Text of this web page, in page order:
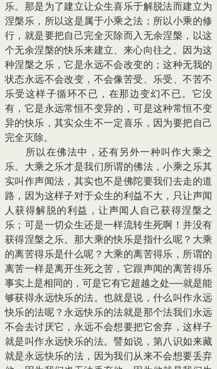
乐。那是为了建立让众生喜乐于解脱法而建立为
涅槃乐，所以这是属于小乘之法；所以小乘的修
行，就是要把自己完全灭除而入无余涅槃，以这
个无余涅槃的快乐来建立、来心向往之。因为这
种涅槃之乐，它是永远不会改变的；这种无我的
状态永远不会改变，不会像苦受、乐受、不苦不
乐受这样子循环不已，在那边变幻不已。它没
有，它是永远常恒不变异的，可是这种常恒不变
异的快乐，其实众生不一定喜乐，因为要把自己
完全灭除。
所以在佛法中，还有另外一种叫作大乘之
乐。大乘之乐才是我们所谓的佛法，小乘之乐其
实叫作声闻法，其实也不是佛陀要我们去走的道
路，因为这样子对于众生的利益不大，只让声闻
人获得解脱的利益，让声闻人自己获得涅槃之
乐；可是一切众生还是一样流转生死啊！并没有
获得涅槃之乐。那大乘的快乐是指什么呢？大乘
的离苦得乐是什么呢？大乘的离苦得乐，所谓的
离苦一样是离开生死之苦，它跟声闻的离苦得乐
事实上是相同的，可是它有它超越之处──就是能
够获得永远快乐的法。也就是说，什么叫作永远
快乐的法呢？永远快乐的法就是那个法我们永远
不会去讨厌它，永远不会想要把它舍弃，这样子
就是叫作永远快乐的法。譬如说，第八识如来藏
就是永远快乐的法，因为我们从来不会想要丢弃